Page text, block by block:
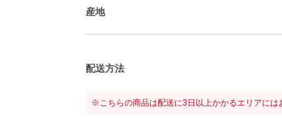
産地
配送方法
※こちらの商品は配送に3日以上かかるエリアには